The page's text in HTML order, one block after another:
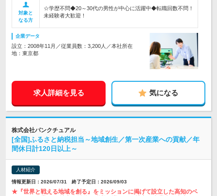
対象と
なる方
☆学歴不問◆20～30代の男性が中心に活躍中◆転職回数不問！
未経験者大歓迎！
企業データ
設立：2008年11月／従業員数：3,200人／本社所在
地：東京都
求人詳細を見る 気になる
株式会社パンクチュアル
[全国]ふるさと納税担当～地域創生／第一次産業への貢献／年
間休日計120日以上～
人材紹介
情報更新日：2026/07/31 終了予定日：2026/09/03
★『世界と戦える地域を創る』をミッションに掲げて設立した高知のベ